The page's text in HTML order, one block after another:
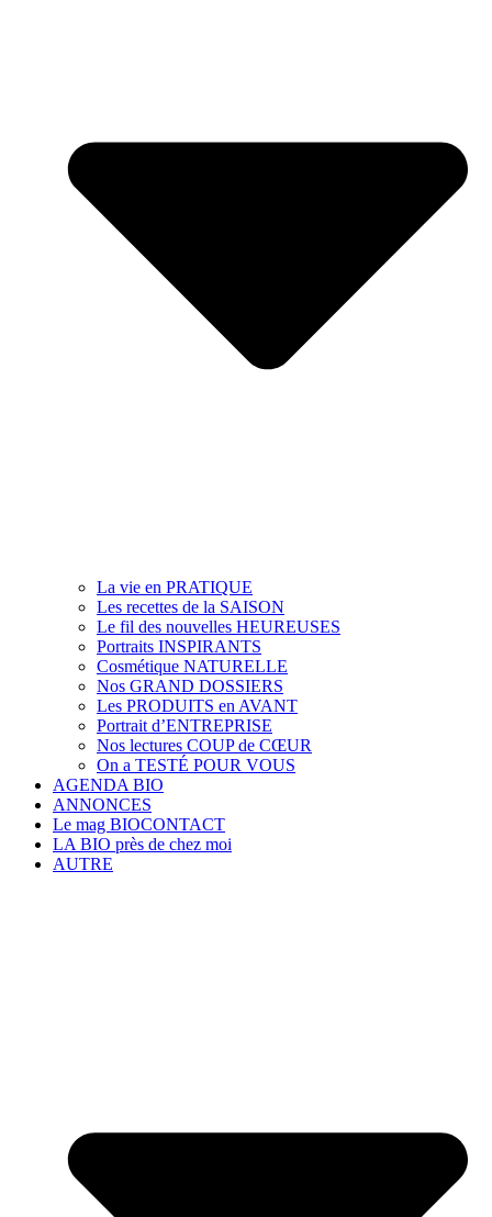
La vie en PRATIQUE
Les recettes de la SAISON
Le fil des nouvelles HEUREUSES
Portraits INSPIRANTS
Cosmétique NATURELLE
Nos GRAND DOSSIERS
Les PRODUITS en AVANT
Portrait d’ENTREPRISE
Nos lectures COUP de CŒUR
On a TESTÉ POUR VOUS
AGENDA BIO
ANNONCES
Le mag BIOCONTACT
LA BIO près de chez moi
AUTRE